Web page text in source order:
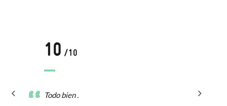
serán gratuitas, ¡no tienes que preocuparte por nada! Puedes
encargamos de enviarte un mensajero para que te recoja el
10 /10
Todo bien .